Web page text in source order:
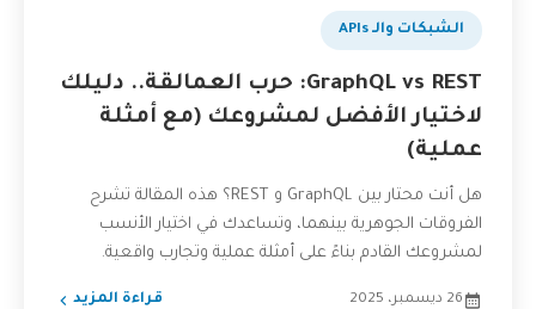
الشبكات والـ APIs
GraphQL vs REST: حرب العمالقة.. دليلك
لاختيار الأفضل لمشروعك (مع أمثلة
عملية)
هل أنت محتار بين GraphQL و REST؟ هذه المقالة تشرح
الفروقات الجوهرية بينهما، وتساعدك في اختيار الأنسب
لمشروعك القادم بناءً على أمثلة عملية وتجارب واقعية.
26 ديسمبر، 2025 قراءة المزيد